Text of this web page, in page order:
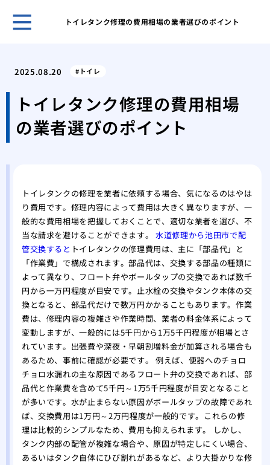
トイレタンク修理の費用相場の業者選びのポイント
マ
ト
給
ず
2025.08.20 トイレ
トイレタンク修理の費用相場
の業者選びのポイント
トイレタンクの修理を業者に依頼する場合、気になるのはやは
り費用です。修理内容によって費用は大きく異なりますが、一
般的な費用相場を把握しておくことで、適切な業者を選び、不
当な請求を避けることができます。
水道修理から池田市で配
管交換すると トイレタンクの修理費用は、主に「部品代」と
「作業費」で構成されます。部品代は、交換する部品の種類に
よって異なり、フロート弁やボールタップの交換であれば数千
円から一万円程度が目安です。止水栓の交換やタンク本体の交
換となると、部品代だけで数万円かかることもあります。作業
費は、修理内容の複雑さや作業時間、業者の料金体系によって
変動しますが、一般的には5千円から1万5千円程度が相場とさ
れています。出張費や深夜・早朝割増料金が加算される場合も
あるため、事前に確認が必要です。 例えば、便器へのチョロ
チョロ水漏れの主な原因であるフロート弁の交換であれば、部
品代と作業費を含めて5千円～1万5千円程度が目安となること
が多いです。水が止まらない原因がボールタップの故障であれ
ば、交換費用は1万円～2万円程度が一般的です。これらの修
理は比較的シンプルなため、費用も抑えられます。 しかし、
タンク内部の配管が複雑な場合や、原因が特定しにくい場合、
あるいはタンク自体にひび割れがあるなど、より大掛かりな修